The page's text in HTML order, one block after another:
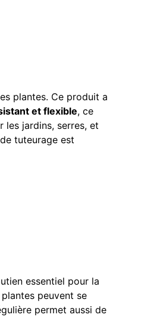
plantes. Ce produit a
et flexible, ce
les jardins, serres, et
tuteurage est
essentiel pour la
peuvent se
permet aussi de